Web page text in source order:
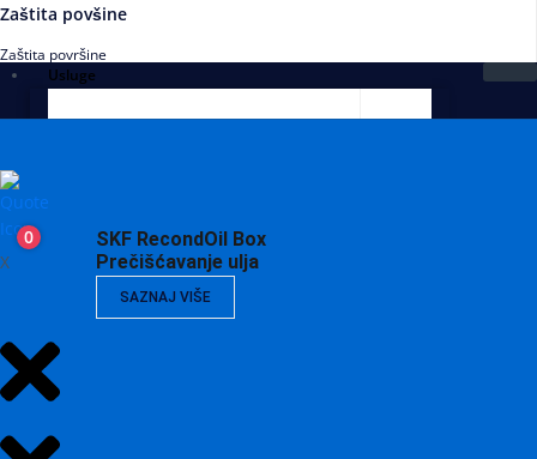
Zaštita povšine
Zaštita površine
Usluge
SKF RecondOil Box
Prečišćavanje ulja
SAZNAJ VIŠE
0
X